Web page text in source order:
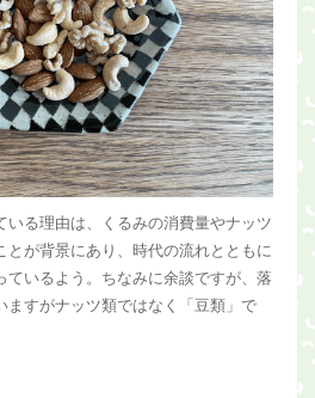
いる理由は、くるみの消費量やナッツ
とが背景にあり、時代の流れとともに
ているよう。ちなみに余談ですが、落
ますがナッツ類ではなく「豆類」で